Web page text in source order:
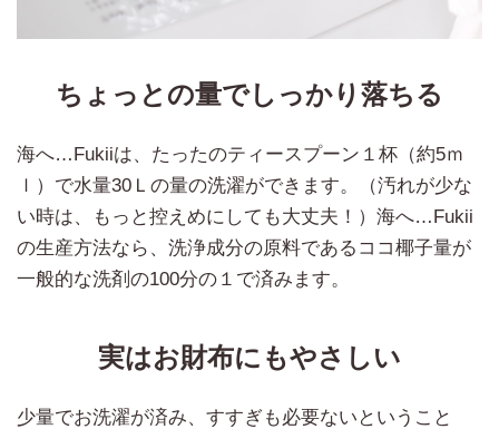
ちょっとの量でしっかり落ちる
海へ…Fukiiは、たったのティースプーン１杯（約5ｍ
ｌ）で水量30Ｌの量の洗濯ができます。（汚れが少な
い時は、もっと控えめにしても大丈夫！）海へ…Fukii
の生産方法なら、洗浄成分の原料であるココ椰子量が
一般的な洗剤の100分の１で済みます。
実はお財布にもやさしい
少量でお洗濯が済み、すすぎも必要ないということ